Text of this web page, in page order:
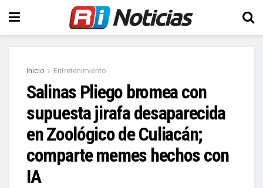
Inicio Entretenimiento
Salinas Pliego bromea con
supuesta jirafa desaparecida
en Zoológico de Culiacán;
comparte memes hechos con
IA